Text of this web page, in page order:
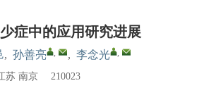
症中的应用研究进展
, 孙善亮 , , 李念光 ,
苏 南京 210023